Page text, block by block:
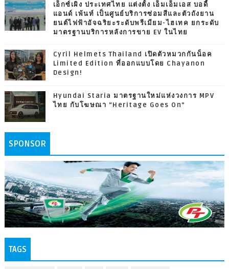
เอ็กซ์เผิง ประเทศไทย แต่งตั้ง เอ็มเอ็มเอส บอดี้
แอนด์ เพ้นท์ เป็นศูนย์บริการซ่อมสีและตัวถังยาน
ยนต์ไฟฟ้าอัจฉริยะระดับพรีเมียม-ไฮเทค ยกระดับ
มาตรฐานบริการหลังการขาย EV ในไทย
Cyril Helmets Thailand เปิดตัวหมวกกันน็อค
Limited Edition ที่ออกแบบโดย Chayanon
Design!
Hyundai Staria มาตรฐานใหม่แห่งวงการ MPV
ไทย กับโฆษณา “Heritage Goes On”
SPONSOR
TAGS